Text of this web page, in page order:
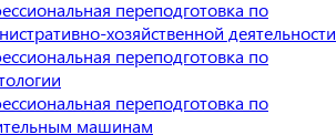
переподготовка по
хозяйственной деятельности
переподготовка по
переподготовка по
машинам